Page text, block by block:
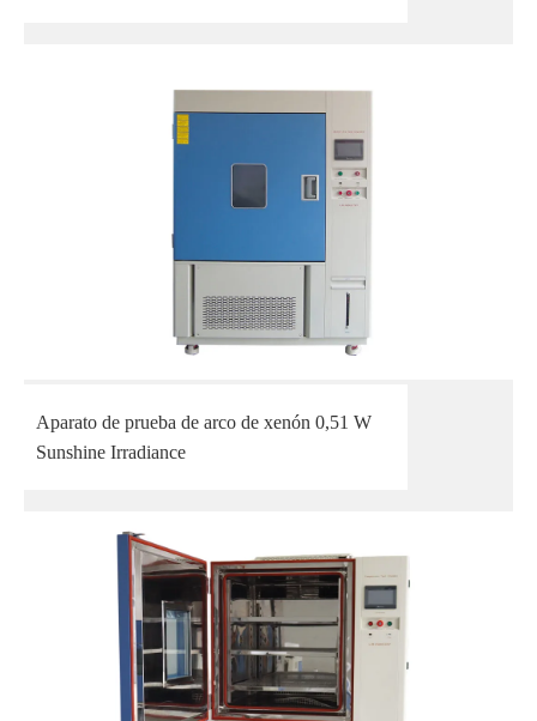
Aparato de prueba de arco de xenón 0,51 W
Sunshine Irradiance